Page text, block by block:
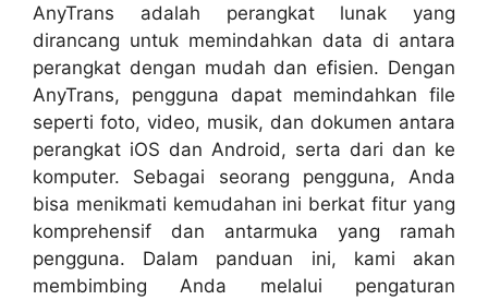
AnyTrans adalah perangkat lunak yang
dirancang untuk memindahkan data di antara
perangkat dengan mudah dan efisien. Dengan
AnyTrans, pengguna dapat memindahkan file
seperti foto, video, musik, dan dokumen antara
perangkat iOS dan Android, serta dari dan ke
komputer. Sebagai seorang pengguna, Anda
bisa menikmati kemudahan ini berkat fitur yang
komprehensif dan antarmuka yang ramah
pengguna. Dalam panduan ini, kami akan
membimbing Anda melalui pengaturan